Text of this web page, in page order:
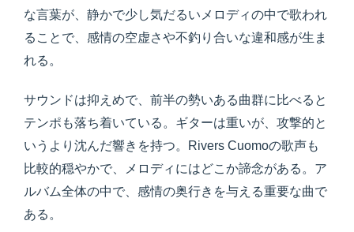
な言葉が、静かで少し気だるいメロディの中で歌われ
ることで、感情の空虚さや不釣り合いな違和感が生ま
れる。
サウンドは抑えめで、前半の勢いある曲群に比べると
テンポも落ち着いている。ギターは重いが、攻撃的と
いうより沈んだ響きを持つ。Rivers Cuomoの歌声も
比較的穏やかで、メロディにはどこか諦念がある。ア
ルバム全体の中で、感情の奥行きを与える重要な曲で
ある。